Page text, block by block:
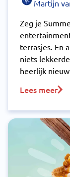
Martijn
Zeg je
terrasjes. En
niets
heerlijk
Lees meer